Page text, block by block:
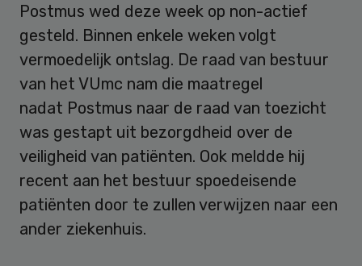
Postmus wed deze week op non-actief
gesteld. Binnen enkele weken volgt
vermoedelijk ontslag. De raad van bestuur
van het VUmc nam die maatregel
nadat Postmus naar de raad van toezicht
was gestapt uit bezorgdheid over de
veiligheid van patiënten. Ook meldde hij
recent aan het bestuur spoedeisende
patiënten door te zullen verwijzen naar een
ander ziekenhuis.